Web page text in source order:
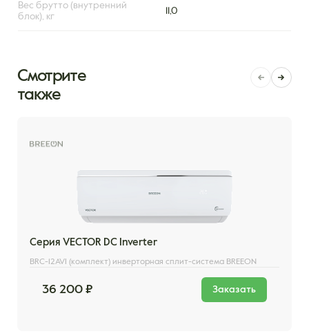
Вес брутто (внутренний
блок), кг
11,0
Смотрите
также
Серия VECTOR DC Inverter
BRC-12AVI (комплект) инверторная сплит-система BREEON
36 200 ₽ Заказать